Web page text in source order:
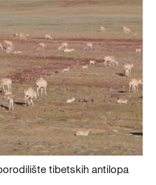
tibetskih antilopa